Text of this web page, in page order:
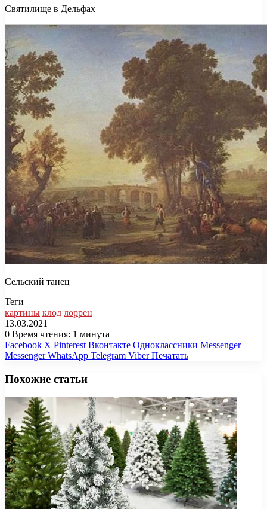
Святилище в Дельфах
Сельский танец
Теги
картины клод лоррен
13.03.2021
0 Время чтения: 1 минута
Facebook X Pinterest Вконтакте Одноклассники Messenger
Messenger WhatsApp Telegram Viber Печатать
Похожие статьи